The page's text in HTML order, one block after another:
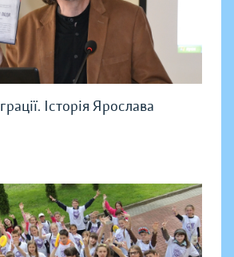
Історія Ярослава